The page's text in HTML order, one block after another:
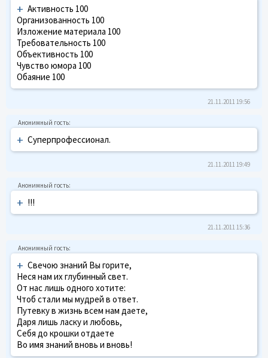
+ Активность 100
Организованность 100
Изложение материала 100
Требовательность 100
Объективность 100
Чувство юмора 100
Обаяние 100
21.11.2011 19:56
+ Суперпрофессионал.
21.11.2011 19:49
+ !!!
21.11.2011 15:36
+ Свечою знаний Вы горите,
Неся нам их глубинный свет.
От нас лишь одного хотите:
Чтоб стали мы мудрей в ответ.
Путевку в жизнь всем нам даете,
Даря лишь ласку и любовь,
Себя до крошки отдаете
Во имя знаний вновь и вновь!